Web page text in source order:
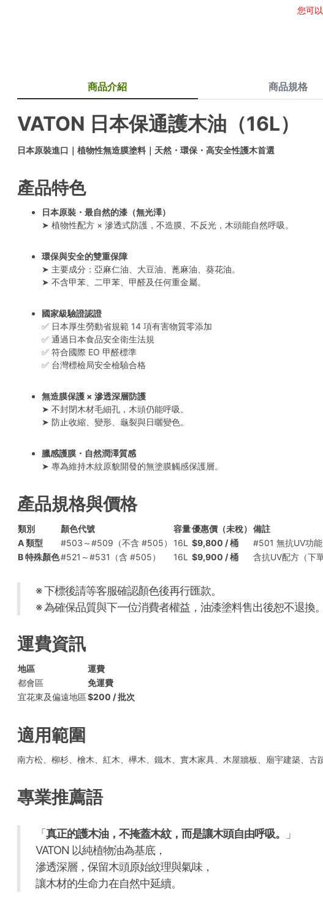
您可
商品介紹 商品規格
VATON 日本保通護木油（16L）
日本原裝進口｜植物性無造膜塗料｜天然・環保・高安全性護木首選
產品特色
日本原裝・最自然的漆（無光澤）
➤ 植物性配方 × 滲透式防護，不造膜、不反光，木頭能自然呼吸。
環保與安全的雙重保障
➤ 主要成分：亞麻仁油、大豆油、蓖麻油、葵花油。
➤ 不含甲苯、二甲苯、甲醛及任何重金屬。
國家級驗證認證
✅ 日本厚生勞動省規範 14 項有害物質零添加
✅ 通過日本食品安全衛生法規
✅ 符合國際 EO 甲醛標準
✅ 台灣標檢局安全檢驗合格
無造膜保護 × 滲透深層防護
➤ 不封閉木材毛細孔，木頭仍能呼吸。
➤ 防止收縮、變形、龜裂與日曬變色。
臘感護膜・自然潤澤質感
➤ 專為維持木紋原貌開發的無塗膜觸感保護層。
產品規格與價格
類別 顏色代號 容量優惠價（未稅） 備註
A 類型
#503～#509（不含 #505） 16L $9,800 / 桶
#501 無抗UV功能
B 特殊顏色#521～#531（含 #505） 16L $9,900 / 桶 含抗UV配方（下
※ 下標後請等客服確認顏色後再行匯款。
※ 為確保品質與下一位消費者權益，油漆塗料售出後恕不退換
運費資訊
地區
運費
都會區
免運費
宜花東及偏遠地區$200 / 批次
適用範圍
南方松、柳杉、檜木、紅木、欅木、鐵木、實木家具、木屋牆板、廟宇建築、古
專業推薦語
「真正的護木油，不掩蓋木紋，而是讓木頭自由呼吸。
」
VATON 以純植物油為基底，
滲透深層，保留木頭原始紋理與氣味，
讓木材的生命力在自然中延續。